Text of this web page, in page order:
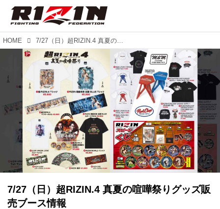
HOME 7/27（日）超RIZIN.4 真夏の喧嘩祭りグッズ販売ブース情報
7/27（日）超RIZIN.4 真夏の喧嘩祭りグッズ販
売ブース情報